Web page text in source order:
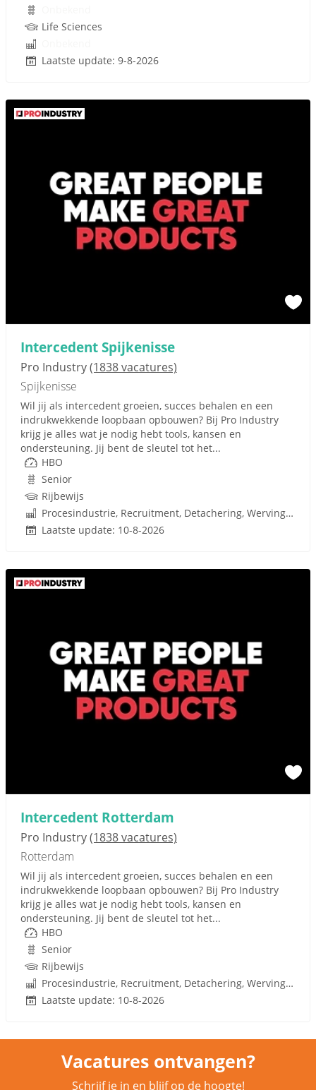
Life Sciences
Laatste update: 9-8-2026
Intercedent Spijkenisse
Pro Industry(1838 vacatures)
Spijkenisse
Wil jij als intercedent groeien, succes behalen en een
indrukwekkende loopbaan opbouwen? Bij Pro Industry
krijg je alles wat je nodig hebt tools, kansen en
ondersteuning. Jij bent de sleutel tot het...
HBO
Senior
Rijbewijs
Procesindustrie, Recruitment, Detachering, Werving en Selectie
Laatste update: 10-8-2026
Intercedent Rotterdam
Pro Industry(1838 vacatures)
Rotterdam
Wil jij als intercedent groeien, succes behalen en een
indrukwekkende loopbaan opbouwen? Bij Pro Industry
krijg je alles wat je nodig hebt tools, kansen en
ondersteuning. Jij bent de sleutel tot het...
HBO
Senior
Rijbewijs
Procesindustrie, Recruitment, Detachering, Werving en Selectie
Laatste update: 10-8-2026
Vacatures ontvangen?
Schrijf je in en blijf op de hoogte!